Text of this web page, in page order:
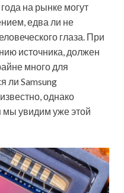
на рынке могут
едва ли не
глаза. При
источника, должен
много для
ли Samsung
однако
увидим уже этой